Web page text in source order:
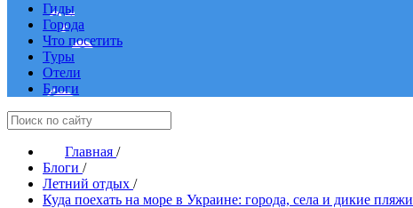
Гиды
Города
Что посетить
Туры
Отели
Блоги
Главная /
Блоги /
Летний отдых /
Куда поехать на море в Украине: города, села и дикие пляжи